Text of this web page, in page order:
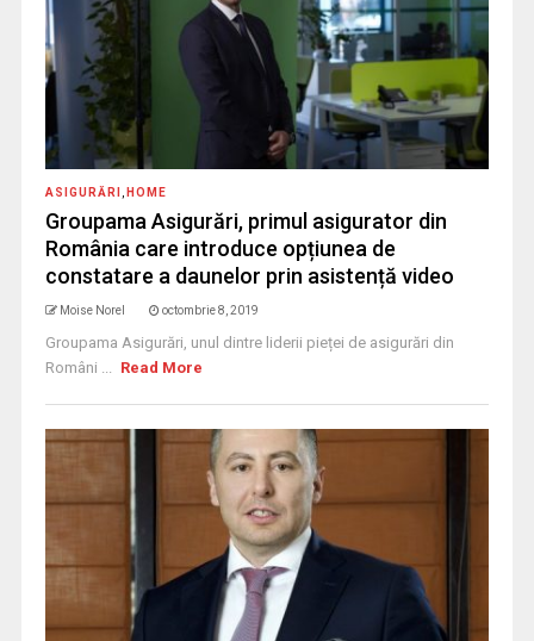
ASIGURĂRI HOME
Groupama Asigurări, primul asigurator din
România care introduce opțiunea de
constatare a daunelor prin asistență video
Moise Norel octombrie 8, 2019
Groupama Asigurări, unul dintre liderii pieței de asigurări din
Români ... Read More